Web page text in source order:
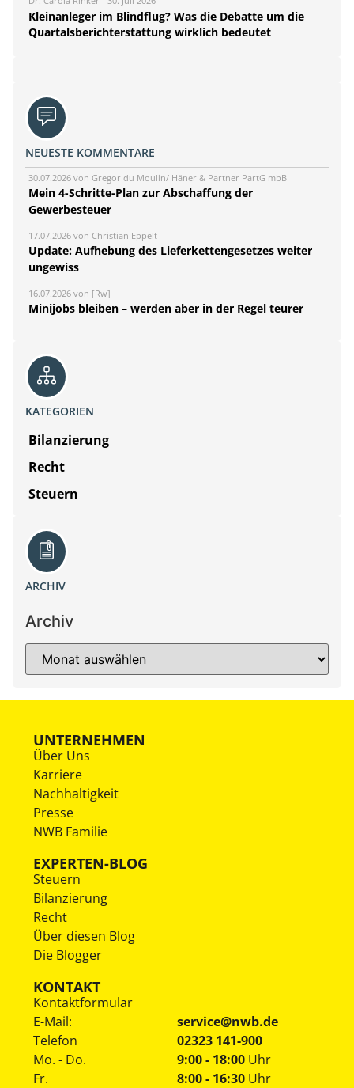
Kleinanleger im Blindflug? Was die Debatte um die
Quartalsberichterstattung wirklich bedeutet
NEUESTE KOMMENTARE
30.07.2026 von Gregor du Moulin/ Häner & Partner PartG mbB
Mein 4-Schritte-Plan zur Abschaffung der
Gewerbesteuer
17.07.2026 von Christian Eppelt
Update: Aufhebung des Lieferkettengesetzes weiter
ungewiss
16.07.2026 von [Rw]
Minijobs bleiben – werden aber in der Regel teurer
KATEGORIEN
Bilanzierung
Recht
Steuern
ARCHIV
Archiv
UNTERNEHMEN
Über Uns
Karriere
Nachhaltigkeit
Presse
NWB Familie
EXPERTEN-BLOG
Steuern
Bilanzierung
Recht
Über diesen Blog
Die Blogger
KONTAKT
Kontaktformular
E-Mail:
service@nwb.de
Telefon
02323 141-900
Mo. - Do.
Fr.
9:00 - 18:00 Uhr
8:00 - 16:30 Uhr